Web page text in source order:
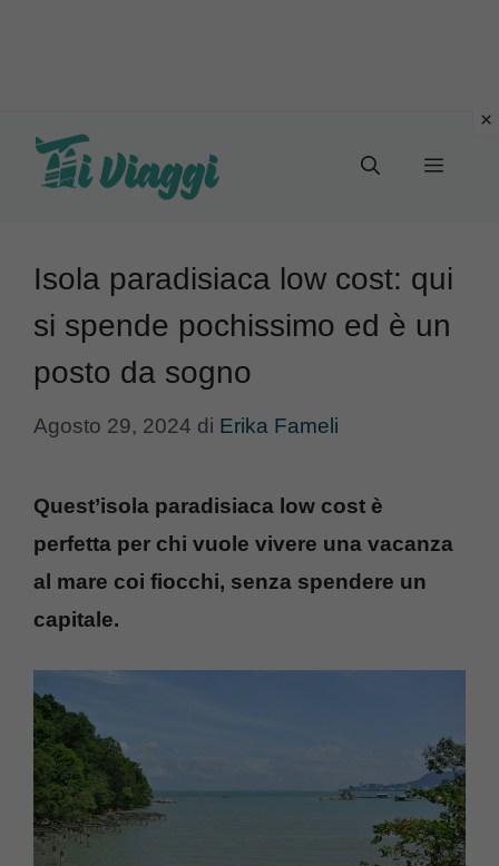
Menu
Isola paradisiaca low cost: qui
si spende pochissimo ed è un
posto da sogno
Agosto 29, 2024 di Erika Fameli
Quest’isola paradisiaca low cost è
perfetta per chi vuole vivere una vacanza
al mare coi fiocchi, senza spendere un
capitale.